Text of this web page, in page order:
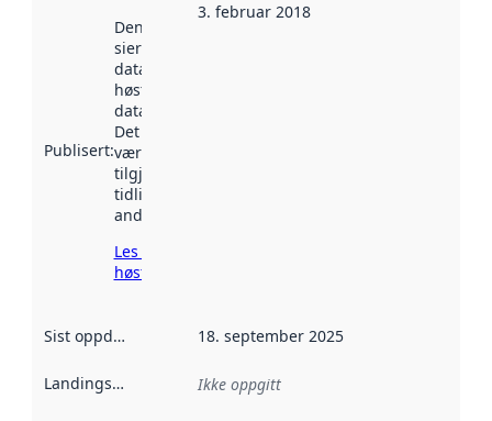
Publisert:
Denne datoen
sier når
datasettet ble
høstet av
data.norge.no.
Det kan ha
vært
tilgjengelig
tidligere
andre steder.
Les mer om
høsting her
3. februar 2018
Sist oppdatert 18. september 2025
Landingsside Ikke oppgitt